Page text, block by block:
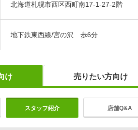
北海道札幌市西区西町南17-1-27-2階
地下鉄東西線/宮の沢 歩6分
け 売りたい方向け
スタッフ紹介 店舗Q&A